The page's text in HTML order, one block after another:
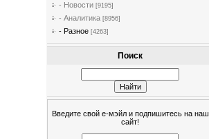
- Новости [9195]
- Аналитика [8956]
- Разное [4263]
Поиск
Введите свой е-мэйл и подпишитесь на наш
сайт!